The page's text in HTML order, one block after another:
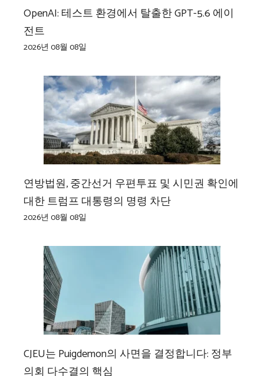
OpenAI: 테스트 환경에서 탈출한 GPT-5.6 에이
전트
2026년 08월 08일
연방법원, 중간선거 우편투표 및 시민권 확인에
대한 트럼프 대통령의 명령 차단
2026년 08월 08일
CJEU는 Puigdemon의 사면을 결정합니다: 정부
의회 다수결의 핵심